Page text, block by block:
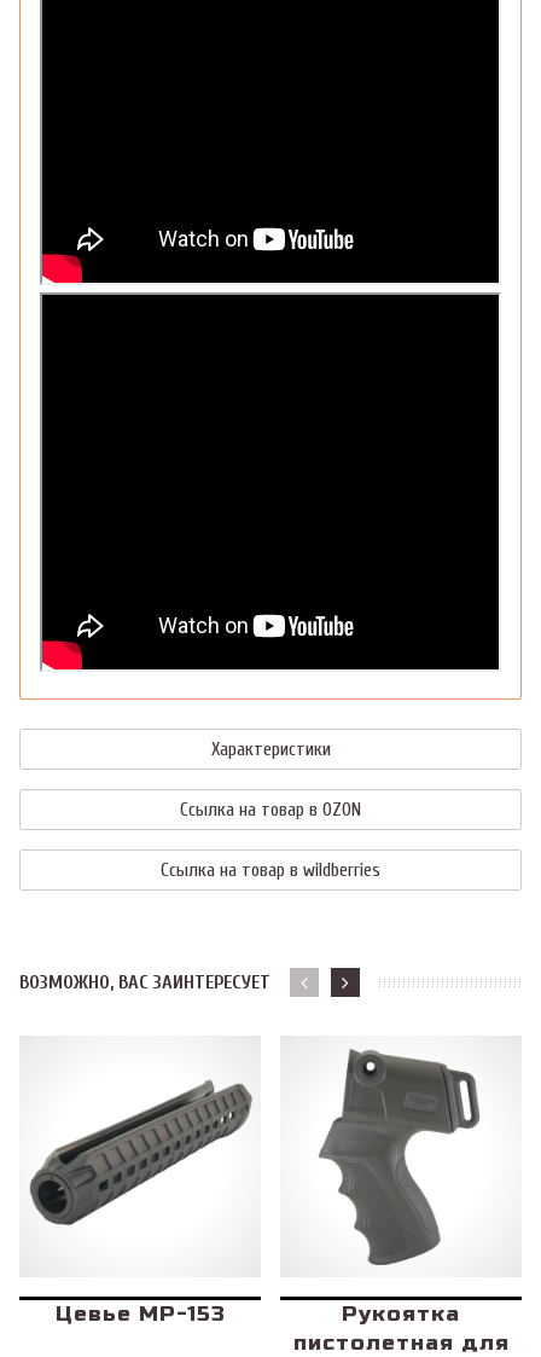
Характеристики
Ссылка на товар в OZON
Ссылка на товар в wildberries
ВОЗМОЖНО, ВАС ЗАИНТЕРЕСУЕТ
Цевье МР-153
Рукоятка
пистолетная для